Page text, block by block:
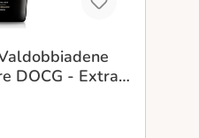
DOCG - Extra